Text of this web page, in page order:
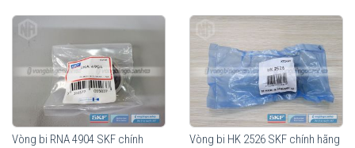
Vòng bi RNA 4904 SKF chính
Vòng bi HK 2526 SKF chính hãng